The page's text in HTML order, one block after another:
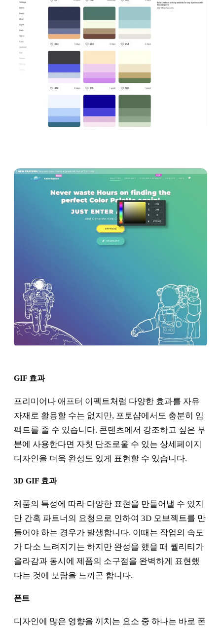
GIF 효과
프리미어나 애프터 이펙트처럼 다양한 효과를 자유
자재로 활용할 수는 없지만, 포토샵에서도 충분히 임
팩트를 줄 수 있습니다. 콘텐츠에서 강조하고 싶은 부
분에 사용한다면 자칫 단조로울 수 있는 상세페이지
디자인을 더욱 완성도 있게 표현할 수 있습니다.
3D GIF 효과
제품의 특성에 따라 다양한 표현을 만들어낼 수 있지
만 간혹 파트너의 요청으로 인하여 3D 오브젝트를 만
들어야 하는 경우가 발생합니다. 이때는 작업의 속도
가 다소 느려지기는 하지만 완성을 했을 때 퀄리티가
올라감과 동시에 제품의 소구점을 완벽하게 표현했
다는 것에 보람을 느끼곤 합니다.
폰트
디자인에 많은 영향을 끼치는 요소 중 하나는 바로 폰